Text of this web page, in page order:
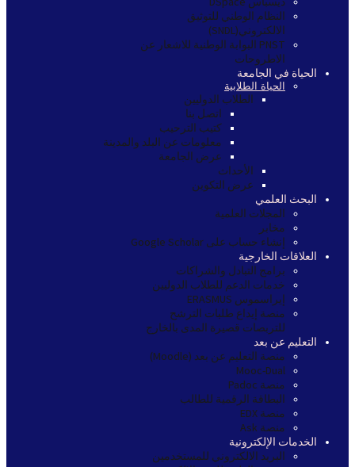
النظام الوطني للتوثيق
الالكتروني(SNDL)
PNST البوابة الوطنية للاشعار عن
الاطروحات
الحياة في الجامعة
الحياة الطلابية
الطلاب الدوليين
اتصل بنا
كتيب الترحيب
معلومات عن البلد والمدينة
عرض الجامعة
الأحداث
عرض التكوين
البحث العلمي
المجلات العلمية
مخابر
إنشاء حساب على Google Scholar
العلاقات الخارجية
برامج التبادل والشراكات
خدمات الدعم للطلاب الدوليين
إيراسموس ERASMUS
منصة إيداع طلبات الترشح
للتربصات قصيرة المدى بالخارج
التعليم عن بعد
منصة التعليم عن بعد (Moodle)
Mooc-Dual
منصة Padoc
البطاقة الرقمية للطالب
منصة EDX
منصة Ask
الخدمات الإلكترونية
البريد الالكتروني للمستخدمين